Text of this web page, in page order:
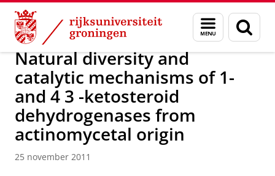
Skip
Content
Skip
Navigation
Menu
en
zoeken
Over ons Actueel Nieuws Nieuwsberichten
Natural diversity and
catalytic mechanisms of 1-
and 4 3 -ketosteroid
dehydrogenases from
actinomycetal origin
25 november 2011